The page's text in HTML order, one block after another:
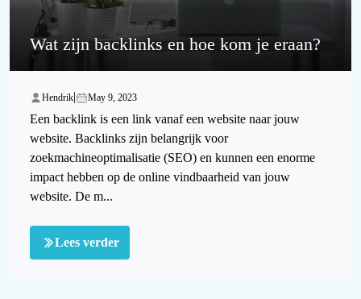
Wat zijn backlinks en hoe kom je eraan?
Hendrik| May 9, 2023
Een backlink is een link vanaf een website naar jouw
website. Backlinks zijn belangrijk voor
zoekmachineoptimalisatie (SEO) en kunnen een enorme
impact hebben op de online vindbaarheid van jouw
website. De m...
Lees verder